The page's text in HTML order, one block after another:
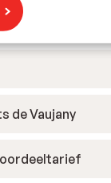
de Vaujany